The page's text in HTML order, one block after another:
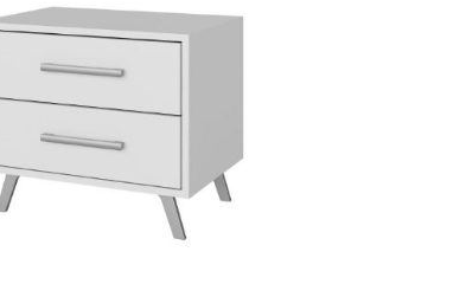
SKAIČIUS
lentynų